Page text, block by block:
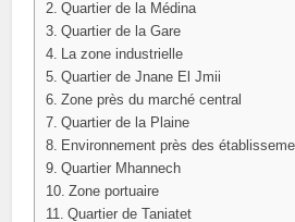
Quartier de la Médina
Quartier de la Gare
La zone industrielle
Quartier de Jnane El Jmii
Zone près du marché central
Quartier de la Plaine
Environnement près des
Quartier Mhannech
Zone portuaire
Quartier de Taniatet